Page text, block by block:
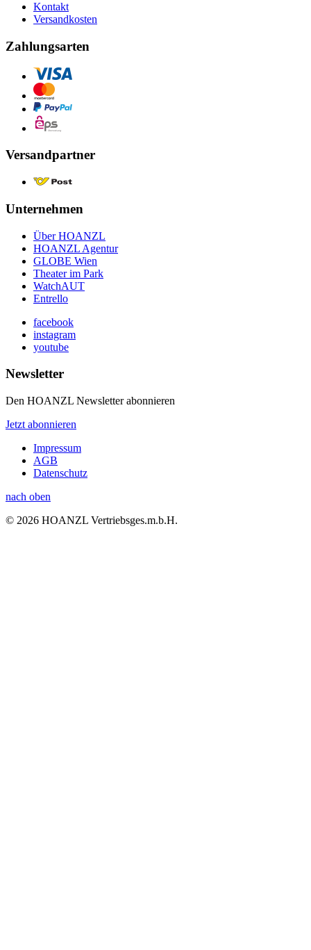
Kontakt
Versandkosten
Zahlungsarten
Versandpartner
Unternehmen
Über HOANZL
HOANZL Agentur
GLOBE Wien
Theater im Park
WatchAUT
Entrello
facebook
instagram
youtube
Newsletter
Den HOANZL Newsletter abonnieren
Jetzt abonnieren
Impressum
AGB
Datenschutz
nach oben
© 2026 HOANZL Vertriebsges.m.b.H.